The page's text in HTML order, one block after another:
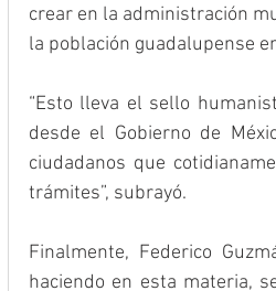
crear en la administración
la población guadalupense
“Esto lleva el sello
desde el Gobierno de
ciudadanos que
trámites”, subrayó.
Finalmente, Federico
haciendo en esta materia,